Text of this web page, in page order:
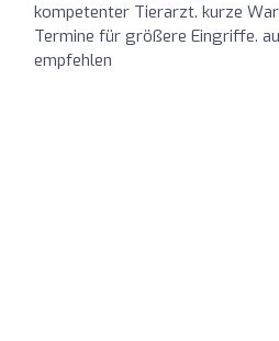
kompetenter Tierarzt. kurze
Termine für größere Eingriffe.
empfehlen